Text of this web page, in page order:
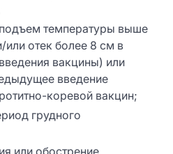
температуры выше
или отек более 8 см в
вакцины) или
введение
коревой вакцин;
грудного
или обострение